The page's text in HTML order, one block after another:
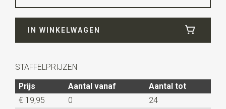
Lengteca. 148 cm
stropdassen.
IN WINKELWAGEN
STAFFELPRIJZEN
Prijs
Aantal vanaf
Aantal tot
€ 19,95
0
24